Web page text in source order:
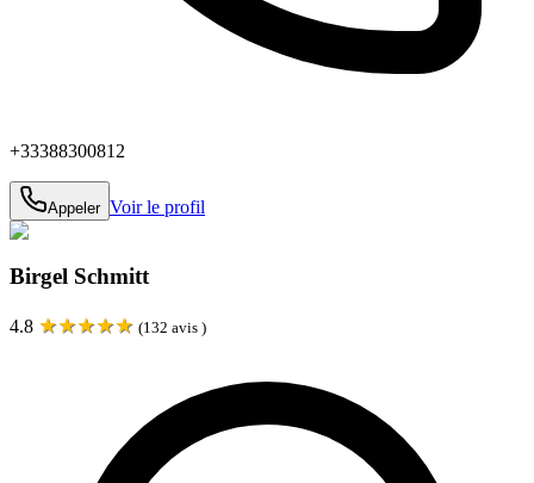
+33388300812
Appeler Voir le profil
Birgel Schmitt
4.8 ★★★★★ (132 avis )